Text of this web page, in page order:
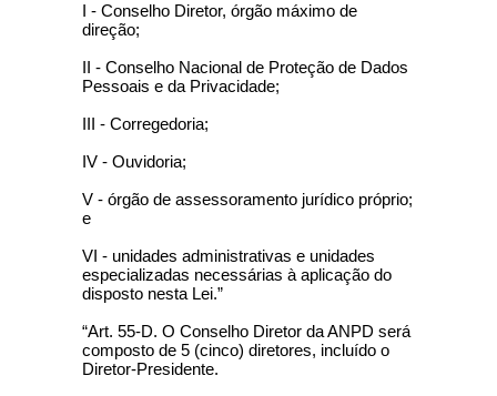
I - Conselho Diretor, órgão máximo de
direção;
II - Conselho Nacional de Proteção de Dados
Pessoais e da Privacidade;
III - Corregedoria;
IV - Ouvidoria;
V - órgão de assessoramento jurídico próprio;
e
VI - unidades administrativas e unidades
especializadas necessárias à aplicação do
disposto nesta Lei.”
“Art. 55-D. O Conselho Diretor da ANPD será
composto de 5 (cinco) diretores, incluído o
Diretor-Presidente.